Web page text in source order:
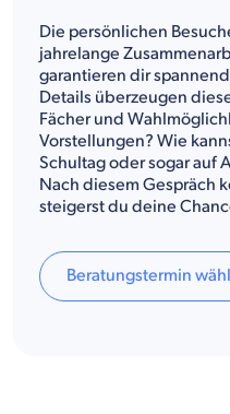
Die persönlichen
jahrelange
garantieren dir
Details überzeugen
Fächer und
Vorstellungen? Wie
Schultag oder sogar auf
Nach diesem Gespräch
steigerst du deine
Beratungstermin